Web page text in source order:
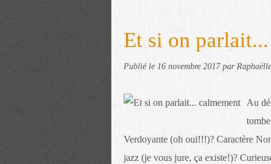
Et si on
Publié le 16 novembre 2017par
Au
Verdoyante (oh oui!!!)? Caractère
jazz (je vous jure, ça existe!)?